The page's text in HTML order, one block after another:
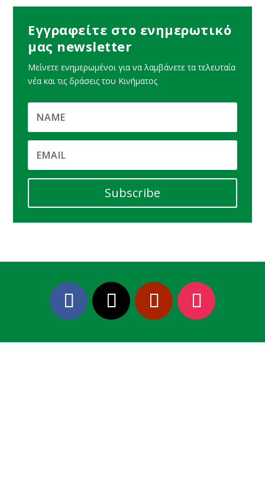
Εγγραφείτε στο ενημερωτικό
μας newsletter
Μείνετε ενημερωμένοι για να λαμβάνετε τα τελευταία
νέα και τις δράσεις του Κινήματος
Subscribe